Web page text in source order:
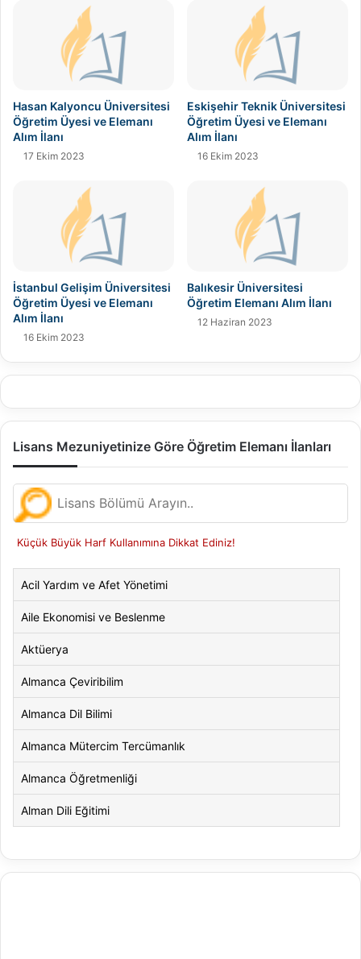
Hasan Kalyoncu Üniversitesi
Öğretim Üyesi ve Elemanı
Alım İlanı
17 Ekim 2023
Eskişehir Teknik Üniversitesi
Öğretim Üyesi ve Elemanı
Alım İlanı
16 Ekim 2023
İstanbul Gelişim Üniversitesi
Öğretim Üyesi ve Elemanı
Alım İlanı
16 Ekim 2023
Balıkesir Üniversitesi
Öğretim Elemanı Alım İlanı
12 Haziran 2023
Lisans Mezuniyetinize Göre Öğretim Elemanı İlanları
Küçük Büyük Harf Kullanımına Dikkat Ediniz!
Acil Yardım ve Afet Yönetimi
Aile Ekonomisi ve Beslenme
Aktüerya
Almanca Çeviribilim
Almanca Dil Bilimi
Almanca Mütercim Tercümanlık
Almanca Öğretmenliği
Alman Dili Eğitimi
Alman Kültürü ve Edebiyatı